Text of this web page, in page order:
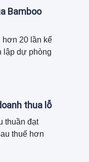
Bamboo
hơn 20 lần kể
lập dự phòng
thua lỗ
thuần đạt
thuế hơn